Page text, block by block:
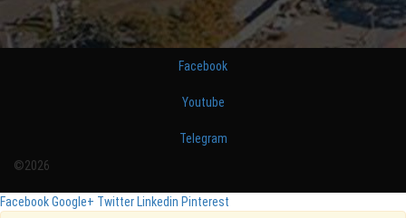
Facebook
Youtube
Telegram
©2026
FacebookGoogle+ TwitterLinkedin Pinterest